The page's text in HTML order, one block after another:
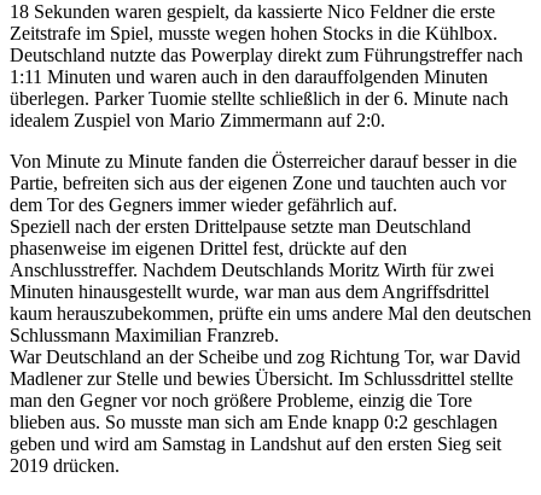
18 Sekunden waren gespielt, da kassierte Nico Feldner die erste
Zeitstrafe im Spiel, musste wegen hohen Stocks in die Kühlbox.
Deutschland nutzte das Powerplay direkt zum Führungstreffer nach
1:11 Minuten und waren auch in den darauffolgenden Minuten
überlegen. Parker Tuomie stellte schließlich in der 6. Minute nach
idealem Zuspiel von Mario Zimmermann auf 2:0.
Von Minute zu Minute fanden die Österreicher darauf besser in die
Partie, befreiten sich aus der eigenen Zone und tauchten auch vor
dem Tor des Gegners immer wieder gefährlich auf.
Speziell nach der ersten Drittelpause setzte man Deutschland
phasenweise im eigenen Drittel fest, drückte auf den
Anschlusstreffer. Nachdem Deutschlands Moritz Wirth für zwei
Minuten hinausgestellt wurde, war man aus dem Angriffsdrittel
kaum herauszubekommen, prüfte ein ums andere Mal den deutschen
Schlussmann Maximilian Franzreb.
War Deutschland an der Scheibe und zog Richtung Tor, war David
Madlener zur Stelle und bewies Übersicht. Im Schlussdrittel stellte
man den Gegner vor noch größere Probleme, einzig die Tore
blieben aus. So musste man sich am Ende knapp 0:2 geschlagen
geben und wird am Samstag in Landshut auf den ersten Sieg seit
2019 drücken.